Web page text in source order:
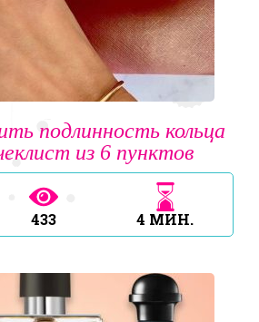
подлинность кольца
из 6 пунктов
433 4 МИН.